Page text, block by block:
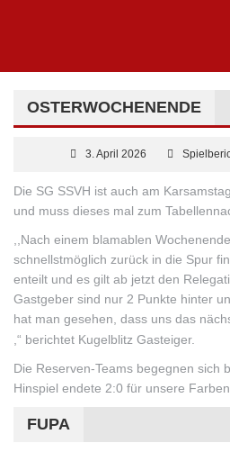
OSTERWOCHENENDE
3. April 2026
Die SG SSVH ist auch am
und muss dieses mal zum
,,Nach einem blamablen
schnellstmöglich zurück in die Spur
enteilt und es gilt ab jetzt den
Gastgeber sind nur 2 Punkte hinter
hat man gesehen, dass uns das
,“ berichtet Kugelblitz Gasteiger.
Die Reserven-Teams begegnen sich
Hinspiel endete 2:0 für unsere
FUPA